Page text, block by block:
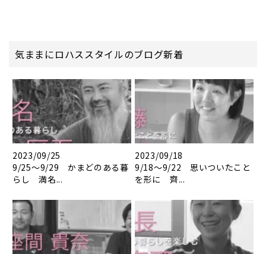
気ままにロハススタイルのブログ新着
2023/09/25
9/25～9/29 かまどのある暮
らし 満名...
2023/09/18
9/18～9/22 思いついたこと
を形に 齊...